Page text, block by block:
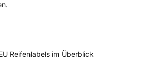
Reifenlabels im Überblick